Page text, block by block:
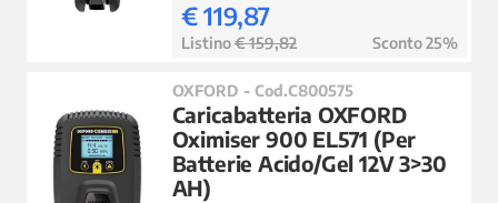
€ 119,87
Listino€ 159,82 Sconto 25%
OXFORD - Cod.C800575
Caricabatteria OXFORD
Oximiser 900 EL571 (Per
Batterie Acido/Gel 12V 3>30
AH)